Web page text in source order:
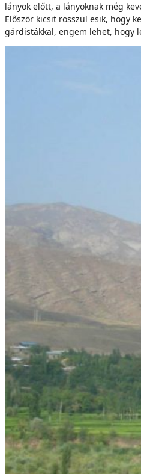
lányok előtt, a lányoknak még
Először kicsit rosszul esik, hogy
gárdistákkal, engem lehet, hogy